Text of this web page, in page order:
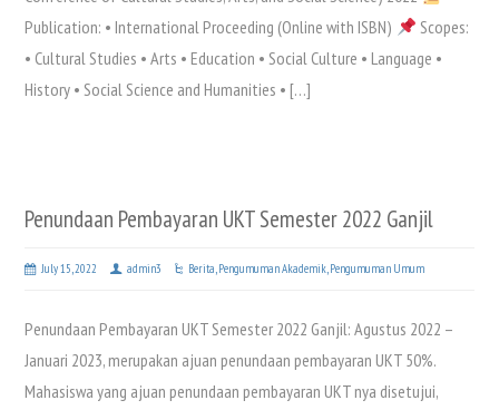
Publication: • International Proceeding (Online with ISBN)
Scopes:
• Cultural Studies • Arts • Education • Social Culture • Language •
History • Social Science and Humanities • […]
Penundaan Pembayaran UKT Semester 2022 Ganjil
July 15, 2022 admin3 Berita,Pengumuman Akademik,Pengumuman Umum
Penundaan Pembayaran UKT Semester 2022 Ganjil: Agustus 2022 –
Januari 2023, merupakan ajuan penundaan pembayaran UKT 50%.
Mahasiswa yang ajuan penundaan pembayaran UKT nya disetujui,